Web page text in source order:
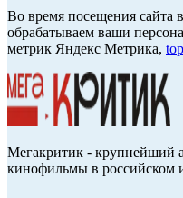
Во время посещения сайта
обрабатываем ваши
метрик Яндекс Метрика,
Мегакритик - крупнейший
кинофильмы в российском